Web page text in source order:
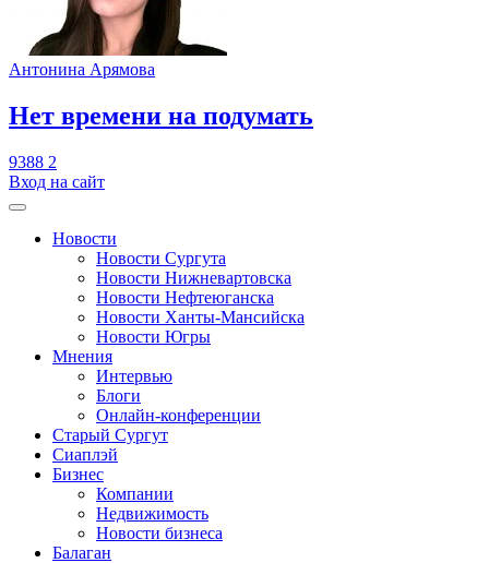
Антонина Арямова
​Нет времени на подумать
9388 2
Вход на сайт
Новости
Новости Сургута
Новости Нижневартовска
Новости Нефтеюганска
Новости Ханты-Мансийска
Новости Югры
Мнения
Интервью
Блоги
Онлайн-конференции
Старый Сургут
Сиаплэй
Бизнес
Компании
Недвижимость
Новости бизнеса
Балаган